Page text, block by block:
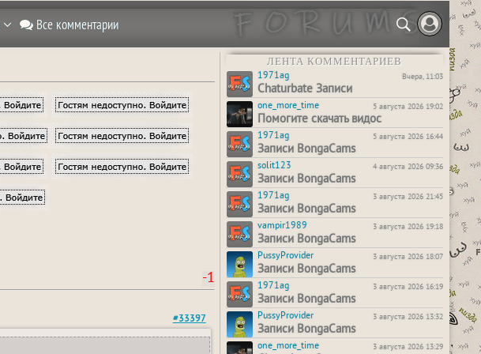
Все комментарии
-1
#33397
ЛЕНТА КОММЕНТАРИЕВ
1971ag
Вчера, 11:03
Chaturbate Записи
one_more_time 5 августа 2026 19:02
Помогите скачать видос
1971ag 5 августа 2026 16:44
Записи BongaCams
solit123 4 августа 2026 09:36
Записи BongaCams
1971ag 3 августа 2026 21:45
Записи BongaCams
vampir1989 3 августа 2026 19:18
Записи BongaCams
PussyProvider 3 августа 2026 18:07
Записи BongaCams
1971ag 3 августа 2026 16:19
Записи BongaCams
PussyProvider 3 августа 2026 13:32
Записи BongaCams
one_more_time 3 августа 2026 13:29